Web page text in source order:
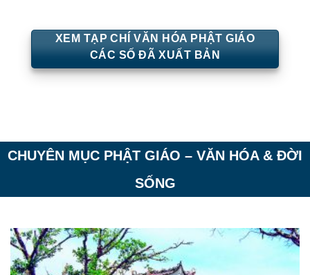
XEM TẠP CHÍ VĂN HÓA PHẬT GIÁO
CÁC SỐ ĐÃ XUẤT BẢN
CHUYÊN MỤC PHẬT GIÁO – VĂN HÓA & ĐỜI
SỐNG